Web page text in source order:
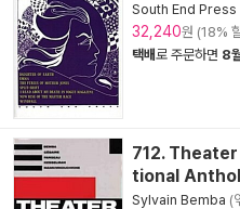
South End Press
32,240원 (18%
택배로 주문하면 8
712.
tional
Sylvain Bemba (